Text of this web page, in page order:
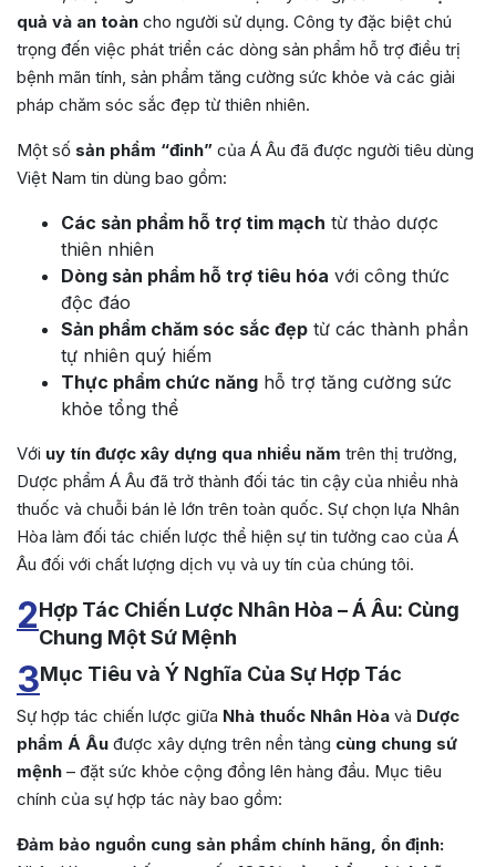
quả và an toàn cho người sử dụng. Công ty đặc biệt chú
trọng đến việc phát triển các dòng sản phẩm hỗ trợ điều trị
bệnh mãn tính, sản phẩm tăng cường sức khỏe và các giải
pháp chăm sóc sắc đẹp từ thiên nhiên.
Một số sản phẩm “đinh” của Á Âu đã được người tiêu dùng
Việt Nam tin dùng bao gồm:
Các sản phẩm hỗ trợ tim mạch từ thảo dược
thiên nhiên
Dòng sản phẩm hỗ trợ tiêu hóa với công thức
độc đáo
Sản phẩm chăm sóc sắc đẹp từ các thành phần
tự nhiên quý hiếm
Thực phẩm chức năng hỗ trợ tăng cường sức
khỏe tổng thể
Với uy tín được xây dựng qua nhiều năm trên thị trường,
Dược phẩm Á Âu đã trở thành đối tác tin cậy của nhiều nhà
thuốc và chuỗi bán lẻ lớn trên toàn quốc. Sự chọn lựa Nhân
Hòa làm đối tác chiến lược thể hiện sự tin tưởng cao của Á
Âu đối với chất lượng dịch vụ và uy tín của chúng tôi.
2Hợp Tác Chiến Lược Nhân Hòa – Á Âu: Cùng
Chung Một Sứ Mệnh
3Mục Tiêu và Ý Nghĩa Của Sự Hợp Tác
Sự hợp tác chiến lược giữa Nhà thuốc Nhân Hòa và Dược
phẩm Á Âu được xây dựng trên nền tảng cùng chung sứ
mệnh – đặt sức khỏe cộng đồng lên hàng đầu. Mục tiêu
chính của sự hợp tác này bao gồm:
Đảm bảo nguồn cung sản phẩm chính hãng, ổn định: